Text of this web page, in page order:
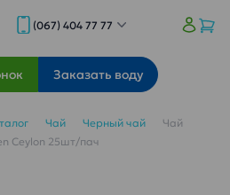
(067) 404 77 77
Заказать воду
Чай Черный чай
Чай
Ceylon 25шт/пач